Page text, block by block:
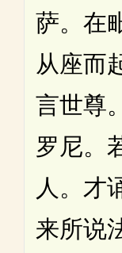
萨。在
从座而
言世尊
罗尼。
人。才
来所说